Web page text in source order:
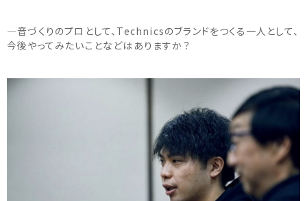
―音づくりのプロとして、Technicsのブランドをつくる一人として、
今後やってみたいことなどはありますか？